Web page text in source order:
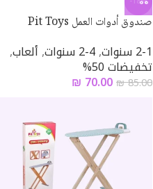
صندوق أدوات العمل Pit Toys
2-1 سنوات ,4-2 سنوات ,ألعاب,
تخفيضات 50%
₪85.00
₪ 70.00